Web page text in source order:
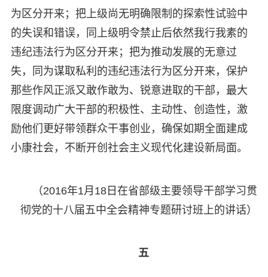
为区分开来；把上级尚无明确限制的探索性试验中
的失误和错误，同上级明令禁止后依然我行我素的
违纪违法行为区分开来；把为推动发展的无意过
失，同为谋取私利的违纪违法行为区分开来，保护
那些作风正派又敢作敢为、锐意进取的干部，最大
限度调动广大干部的积极性、主动性、创造性，激
励他们更好带领群众干事创业，确保如期全面建成
小康社会，不断开创社会主义现代化建设新局面。
（2016年1月18日在省部级主要领导干部学习贯
彻党的十八届五中全会精神专题研讨班上的讲话）
五